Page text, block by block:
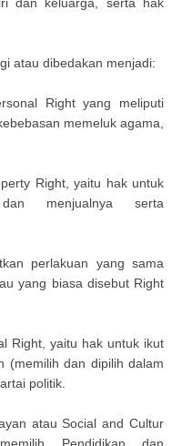
atau dibedakan menjadi:
Right yang meliputi
memeluk agama,
Right, yaitu hak untuk
menjualnya serta
perlakuan yang sama
yang biasa disebut Right
Right, yaitu hak untuk ikut
(memilih dan dipilih dalam
politik.
atau Social and Cultur